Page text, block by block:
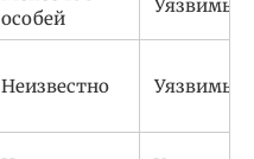
особей
Уязвимый
Неизвестно Уязвимый